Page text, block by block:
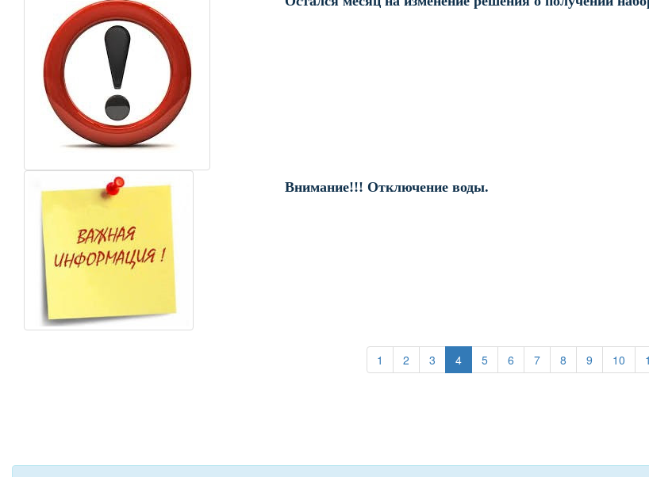
Внимание!!! Отключение воды.
1 (current)
2(current)
3(current)
4 5(current)
6(current)
7(current)
8(current)
9(current)
10